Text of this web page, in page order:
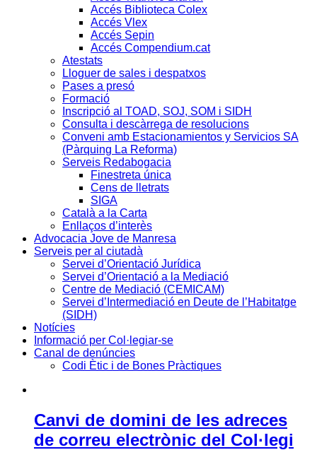
Accés Biblioteca Colex
Accés Vlex
Accés Sepin
Accés Compendium.cat
Atestats
Lloguer de sales i despatxos
Pases a presó
Formació
Inscripció al TOAD, SOJ, SOM i SIDH
Consulta i descàrrega de resolucions
Conveni amb Estacionamientos y Servicios SA
(Pàrquing La Reforma)
Serveis Redabogacia
Finestreta única
Cens de lletrats
SIGA
Català a la Carta
Enllaços d’interès
Advocacia Jove de Manresa
Serveis per al ciutadà
Servei d’Orientació Jurídica
Servei d’Orientació a la Mediació
Centre de Mediació (CEMICAM)
Servei d’Intermediació en Deute de l’Habitatge
(SIDH)
Notícies
Informació per Col·legiar-se
Canal de denúncies
Codi Ètic i de Bones Pràctiques
Canvi de domini de les adreces
de correu electrònic del Col·legi